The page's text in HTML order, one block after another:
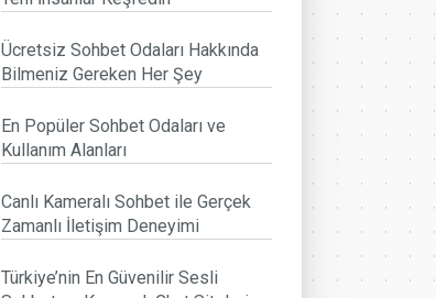
Ücretsiz Sohbet Odaları Hakkında
Bilmeniz Gereken Her Şey
En Popüler Sohbet Odaları ve
Kullanım Alanları
Canlı Kameralı Sohbet ile Gerçek
Zamanlı İletişim Deneyimi
Türkiye’nin En Güvenilir Sesli